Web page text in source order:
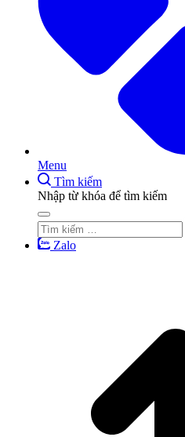
Menu
Tìm kiếm
Nhập từ khóa để tìm kiếm
Zalo